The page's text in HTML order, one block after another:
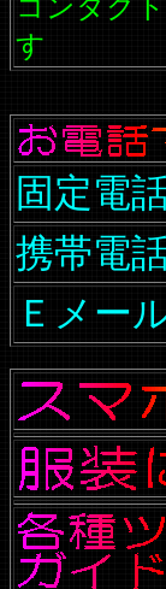
コンタク
す
固定電
携帯電
Ｅメー